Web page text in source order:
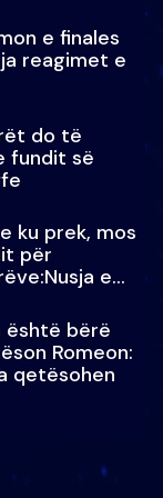
e finales
reagimet e
do të
fundit së
ku prek, mos
për
e
është bërë
Romeon:
qetësohen